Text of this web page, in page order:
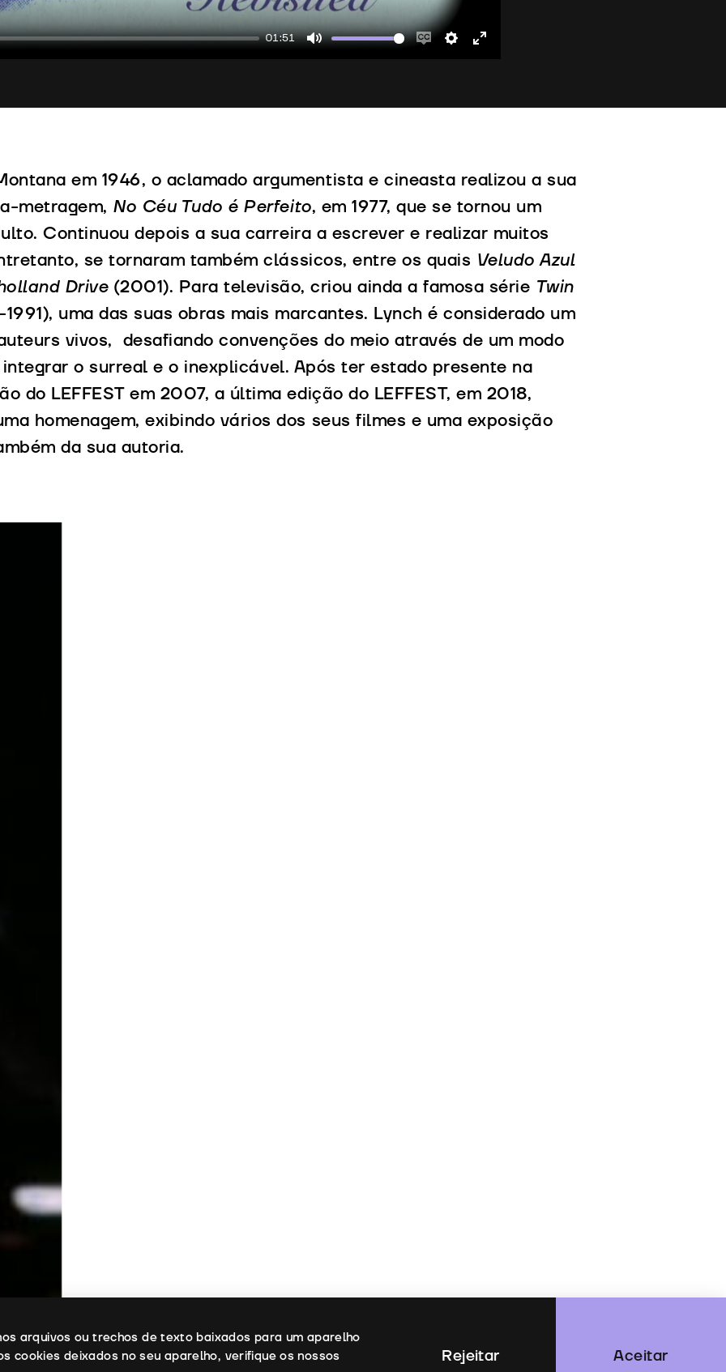
01:51
em 1946, o aclamado argumentista e cineasta realizou a sua
metragem, No Céu Tudo é Perfeito, em 1977, que se tornou um
Continuou depois a sua carreira a escrever e realizar muitos
se tornaram também clássicos, entre os quais Veludo Azul
Drive(2001). Para televisão, criou ainda a famosa série Twin
uma das suas obras mais marcantes. Lynch é considerado um
vivos, desafiando convenções do meio através de um modo
o surreal e o inexplicável. Após ter estado presente na
do LEFFEST em 2007, a última edição do LEFFEST, em 2018,
homenagem, exibindo vários dos seus filmes e uma exposição
da sua autoria.
arquivos ou trechos de texto baixados para um aparelho
cookies deixados no seu aparelho, verifique os nossos
Aceitar
Rejeitar